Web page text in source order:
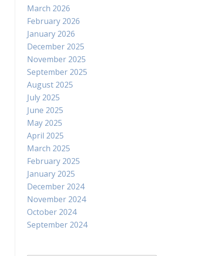
March 2026
February 2026
January 2026
December 2025
November 2025
September 2025
August 2025
July 2025
June 2025
May 2025
April 2025
March 2025
February 2025
January 2025
December 2024
November 2024
October 2024
September 2024